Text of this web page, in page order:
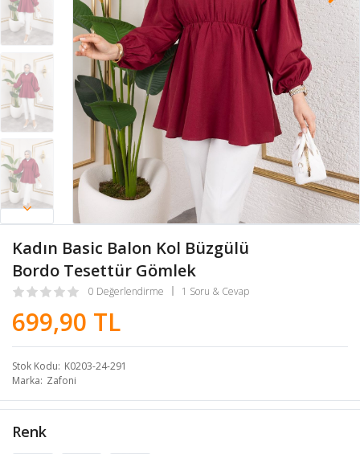
Kadın Basic Balon Kol Büzgülü
Bordo Tesettür Gömlek
0 Değerlendirme 1 Soru & Cevap
699,90 TL
Stok Kodu K0203-24-291
Marka Zafoni
Renk